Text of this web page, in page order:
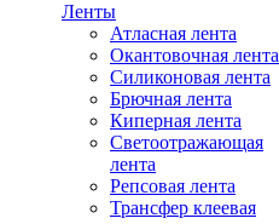
Ленты
Атласная лента
Окантовочная лента
Силиконовая лента
Брючная лента
Киперная лента
Светоотражающая
лента
Репсовая лента
Трансфер клеевая